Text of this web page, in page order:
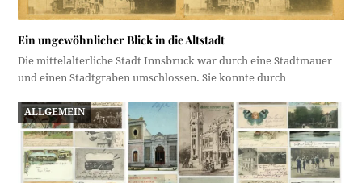
Ein ungewöhnlicher Blick in die Altstadt
Die mittelalterliche Stadt Innsbruck war durch eine Stadtmauer
und einen Stadtgraben umschlossen. Sie konnte durch…
ALLGEMEIN